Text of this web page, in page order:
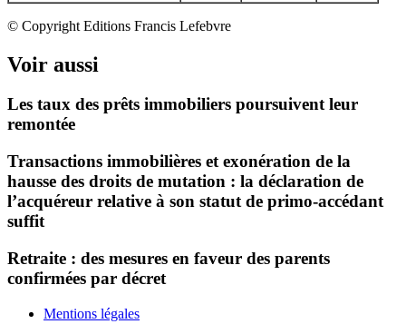
© Copyright Editions Francis Lefebvre
Voir aussi
Les taux des prêts immobiliers poursuivent leur
remontée
Transactions immobilières et exonération de la
hausse des droits de mutation : la déclaration de
l’acquéreur relative à son statut de primo-accédant
suffit
Retraite : des mesures en faveur des parents
confirmées par décret
Mentions légales